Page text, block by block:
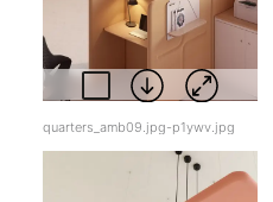
quarters_amb09.jpg-p1ywv.jpg